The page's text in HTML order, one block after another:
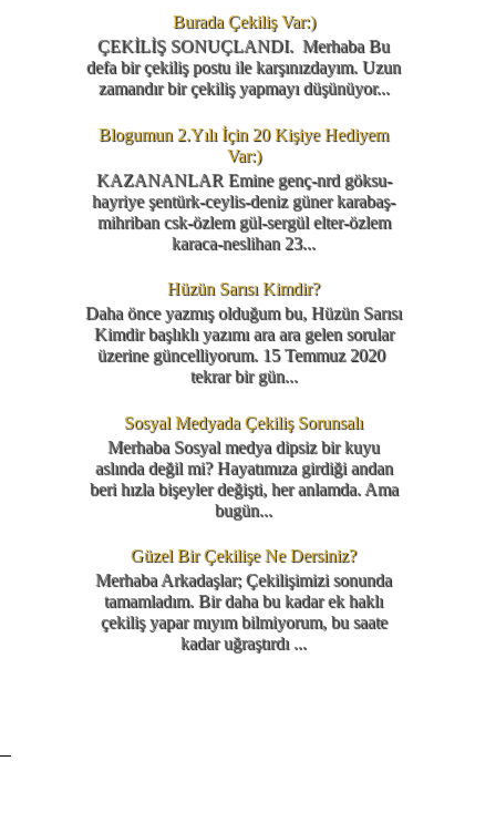
Burada Çekiliş Var:)
ÇEKİLİŞ SONUÇLANDI. Merhaba Bu
defa bir çekiliş postu ile karşınızdayım. Uzun
zamandır bir çekiliş yapmayı düşünüyor...
Blogumun 2.Yılı İçin 20 Kişiye Hediyem
Var:)
KAZANANLAR Emine genç-nrd göksu-
hayriye şentürk-ceylis-deniz güner karabaş-
mihriban csk-özlem gül-sergül elter-özlem
karaca-neslihan 23...
Hüzün Sarısı Kimdir?
Daha önce yazmış olduğum bu, Hüzün Sarısı
Kimdir başlıklı yazımı ara ara gelen sorular
üzerine güncelliyorum. 15 Temmuz 2020
tekrar bir gün...
Sosyal Medyada Çekiliş Sorunsalı
Merhaba Sosyal medya dipsiz bir kuyu
aslında değil mi? Hayatımıza girdiği andan
beri hızla bişeyler değişti, her anlamda. Ama
bugün...
Güzel Bir Çekilişe Ne Dersiniz?
Merhaba Arkadaşlar; Çekilişimizi sonunda
tamamladım. Bir daha bu kadar ek haklı
çekiliş yapar mıyım bilmiyorum, bu saate
kadar uğraştırdı ...